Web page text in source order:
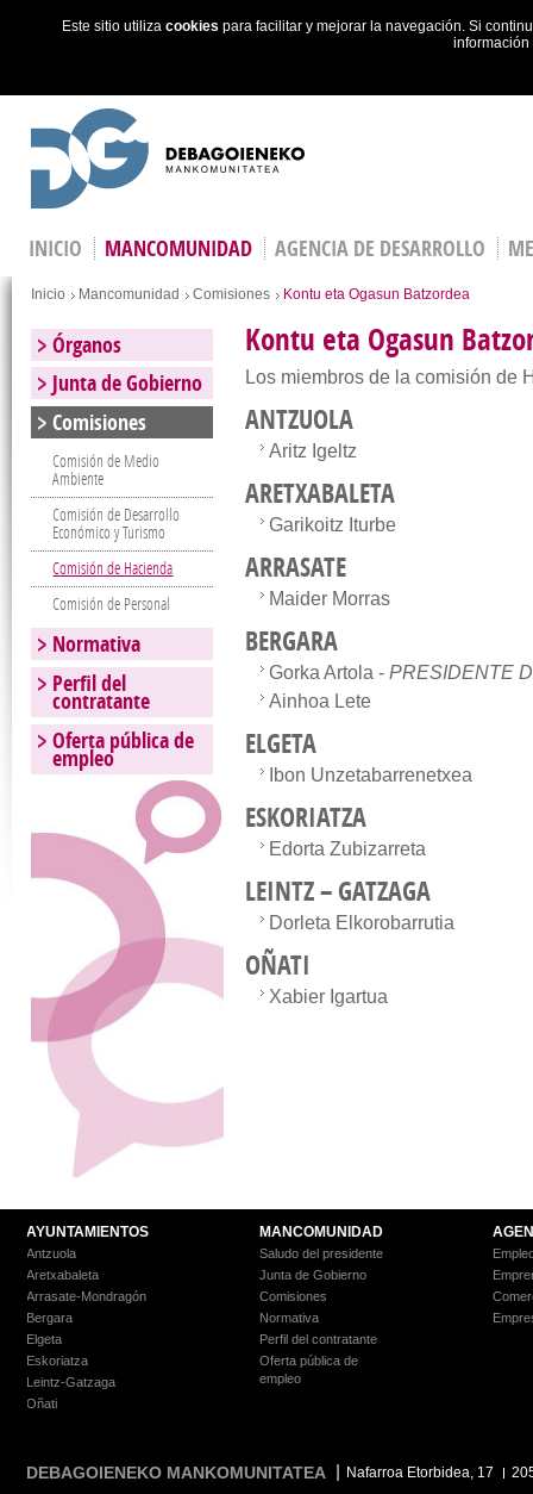
Este sitio utiliza cookies para facilitar y mejorar la navegación. Si
INICIO MANCOMUNIDAD AGENCIA DE DESARROLLO
You are here
Inicio Mancomunidad Comisiones Kontu eta Ogasun Batzordea
Kontu eta Ogasun
Los miembros de la comisión de
ANTZUOLA
Aritz Igeltz
ARETXABALETA
Garikoitz Iturbe
ARRASATE
Maider Morras
BERGARA
Gorka Artola -PRESIDENTE
Ainhoa Lete
ELGETA
Ibon Unzetabarrenetxea
ESKORIATZA
Edorta Zubizarreta
LEINTZ – GATZAGA
Dorleta Elkorobarrutia
OÑATI
Xabier Igartua
Órganos
Junta de Gobierno
Comisiones
Comisión de Medio
Ambiente
Comisión de Desarrollo
Económico y Turismo
Comisión de Hacienda
Comisión de Personal
Normativa
Perfil del
contratante
Oferta pública de
empleo
AYUNTAMIENTOS
Antzuola
Aretxabaleta
Arrasate-Mondragón
Bergara
Elgeta
Eskoriatza
Leintz-Gatzaga
Oñati
MANCOMUNIDAD
Saludo del presidente
Junta de Gobierno
Comisiones
Normativa
Perfil del contratante
Oferta pública de
empleo
DEBAGOIENEKO MANKOMUNITATEA Nafarroa Etorbidea, 17